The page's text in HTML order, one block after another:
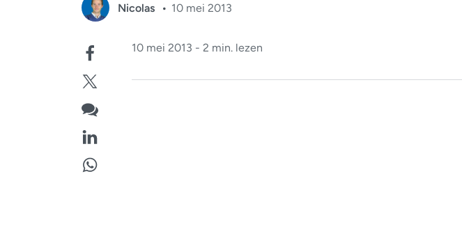
Nicolas 10 mei 2013
10 mei 2013 - 2 min. lezen